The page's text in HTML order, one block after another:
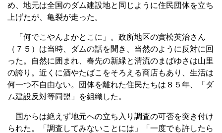
め、地元は全国のダム建設地と同じように住民団体を立ち
上げたが、亀裂が走った。
「何でこやんよかとこに」。政所地区の實松英治さん
（７５）は当時、ダムの話を聞き、当然のように反対に回
った。自然に囲まれ、春先の新緑と清流のまばゆさは山里
の誇り。近くに酒やたばこをそろえる商店もあり、生活は
何一つ不自由ない。団体を離れた住民たちは８５年、「ダ
ム建設反対等同盟」を組織した。
国からは絶えず地元への立ち入り調査の可否を突き付け
られた。「調査してみないことには」「一度でも許したら